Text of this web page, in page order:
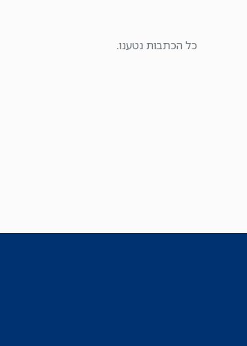
כל הכתבות נטענו.